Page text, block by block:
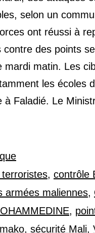
selon un
ont réussi à
contre des points
mardi matin. Les
les écoles
à Faladié. Le
, contrôle
armées maliennes,
,
, sécurité Mali,